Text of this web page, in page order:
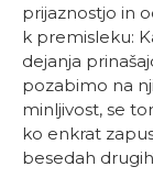
prijaznostjo in
k premisleku:
dejanja
pozabimo na
minljivost, se
ko enkrat
besedah